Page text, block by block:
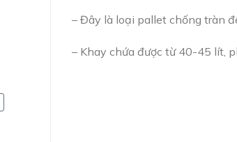
– Đây là loại pallet chống tràn
– Khay chứa được từ 40-45 lít,